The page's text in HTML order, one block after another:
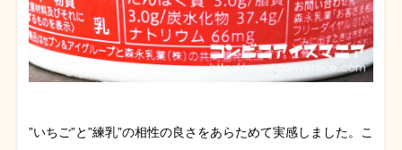
”いちご”と”練乳”の相性の良さをあらためて実感しました。こ